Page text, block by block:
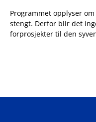
Programmet opplyser
stengt. Derfor blir det
forprosjekter til den